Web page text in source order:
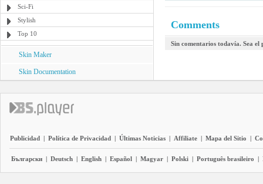
Sci-Fi
Stylish
Top 10
Skin Maker
Skin Documentation
Comments
Sin comentarios todavía. Sea
Publicidad | Política de Privacidad | Últimas Noticias | Affiliate | Mapa del Sitio |
Български | Deutsch | English | Español | Magyar | Polski | Português brasileiro |